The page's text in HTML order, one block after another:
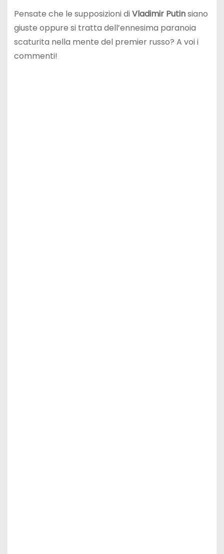
Pensate che le supposizioni diVladimir Putinsiano
giuste oppure si tratta dell’ennesima paranoia
scaturita nella mente del premier russo? A voi i
commenti!